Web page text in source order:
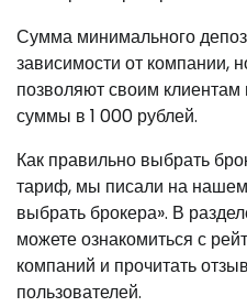
Сумма минимального
зависимости от компании,
позволяют своим
суммы в 1 000 рублей.
Как правильно выбрать
тариф, мы писали на нашем
выбрать брокера». В
можете ознакомиться с
компаний и прочитать
пользователей.